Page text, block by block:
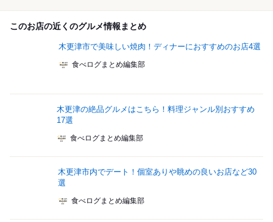
このお店の近くのグルメ情報まとめ
木更津市で美味しい焼肉！ディナーにおすすめのお店4選
食べログまとめ編集部
木更津の絶品グルメはこちら！料理ジャンル別おすすめ
17選
食べログまとめ編集部
木更津市内でデート！個室ありや眺めの良いお店など30
選
食べログまとめ編集部